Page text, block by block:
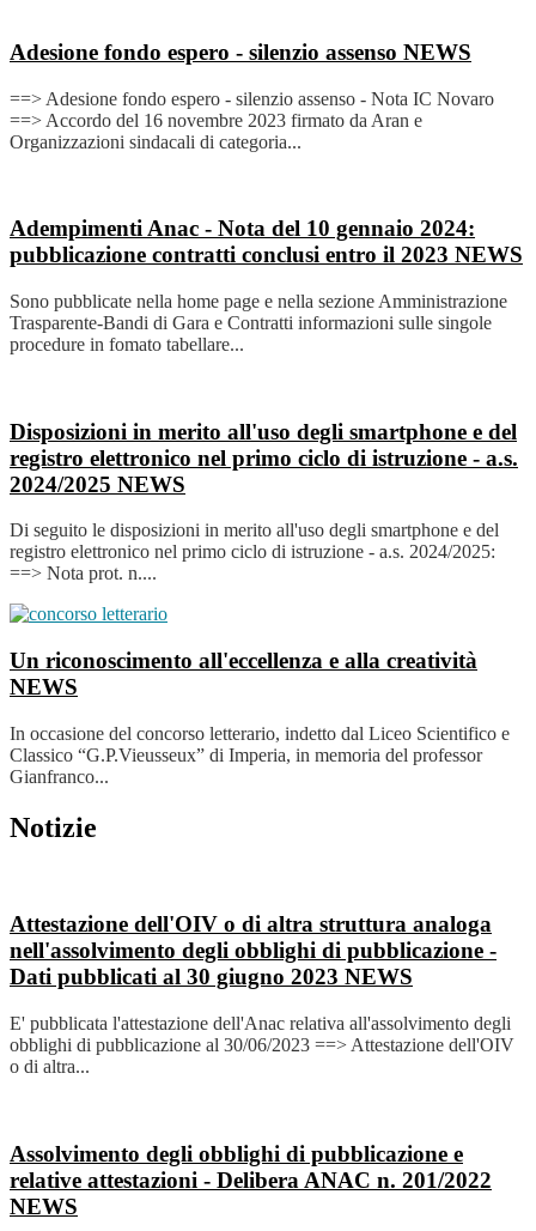
Adesione fondo espero - silenzio assenso NEWS
==> Adesione fondo espero - silenzio assenso - Nota IC Novaro
==> Accordo del 16 novembre 2023 firmato da Aran e
Organizzazioni sindacali di categoria...
Adempimenti Anac - Nota del 10 gennaio 2024:
pubblicazione contratti conclusi entro il 2023 NEWS
Sono pubblicate nella home page e nella sezione Amministrazione
Trasparente-Bandi di Gara e Contratti informazioni sulle singole
procedure in fomato tabellare...
Disposizioni in merito all'uso degli smartphone e del
registro elettronico nel primo ciclo di istruzione - a.s.
2024/2025 NEWS
Di seguito le disposizioni in merito all'uso degli smartphone e del
registro elettronico nel primo ciclo di istruzione - a.s. 2024/2025:
==> Nota prot. n....
Un riconoscimento all'eccellenza e alla creatività
NEWS
In occasione del concorso letterario, indetto dal Liceo Scientifico e
Classico “G.P.Vieusseux” di Imperia, in memoria del professor
Gianfranco...
Notizie
Attestazione dell'OIV o di altra struttura analoga
nell'assolvimento degli obblighi di pubblicazione -
Dati pubblicati al 30 giugno 2023 NEWS
E' pubblicata l'attestazione dell'Anac relativa all'assolvimento degli
obblighi di pubblicazione al 30/06/2023 ==> Attestazione dell'OIV
o di altra...
Assolvimento degli obblighi di pubblicazione e
relative attestazioni - Delibera ANAC n. 201/2022
NEWS